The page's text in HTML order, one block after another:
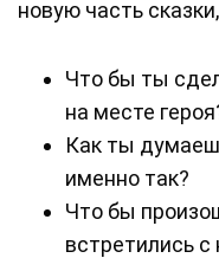
новую часть
Что бы ты
на месте
Как ты
именно так?
Что бы
встретились